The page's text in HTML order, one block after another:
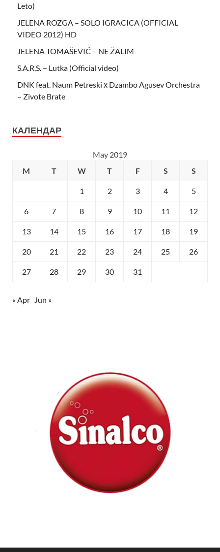
Leto)
JELENA ROZGA – SOLO IGRACICA (OFFICIAL
VIDEO 2012) HD
JELENA TOMAŠEVIĆ – NE ŽALIM
S.A.R.S. – Lutka (Official video)
DNK feat. Naum Petreski х Dzambo Agusev Orchestra
– Zivote Brate
КАЛЕНДАР
May 2019
M
T W T F S S
1 2 3 4 5
6 7 8 9 10 11 12
13 14 15 16 17 18 19
20 21 22 23 24 25 26
27 28 29 30 31
« Apr Jun »